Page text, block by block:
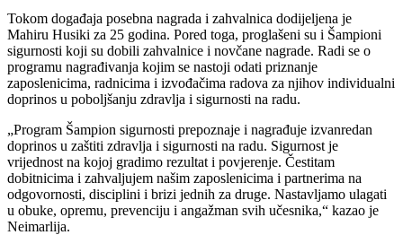
Tokom događaja posebna nagrada i zahvalnica dodijeljena je
Mahiru Husiki za 25 godina. Pored toga, proglašeni su i Šampioni
sigurnosti koji su dobili zahvalnice i novčane nagrade. Radi se o
programu nagrađivanja kojim se nastoji odati priznanje
zaposlenicima, radnicima i izvođačima radova za njihov individualni
doprinos u poboljšanju zdravlja i sigurnosti na radu.
„Program Šampion sigurnosti prepoznaje i nagrađuje izvanredan
doprinos u zaštiti zdravlja i sigurnosti na radu. Sigurnost je
vrijednost na kojoj gradimo rezultat i povjerenje. Čestitam
dobitnicima i zahvaljujem našim zaposlenicima i partnerima na
odgovornosti, disciplini i brizi jednih za druge. Nastavljamo ulagati
u obuke, opremu, prevenciju i angažman svih učesnika,“ kazao je
Neimarlija.